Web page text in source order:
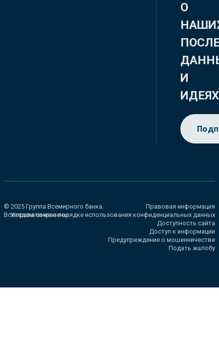
О
И
ИДЕЯХ
© 2025 Группа Всемирного банка.
Все права сохранены.
Правовая информация
Уведомление о порядке использования конфиденциальных данных
Доступность сайта
Доступ к информации
Предупреждение о мошенничестве
Подать жалобу